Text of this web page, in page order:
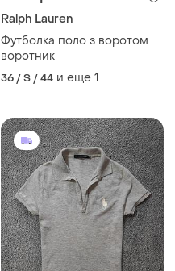
Ralph Lauren
Футболка поло з воротом
воротник
36 / S / 44 и еще 1